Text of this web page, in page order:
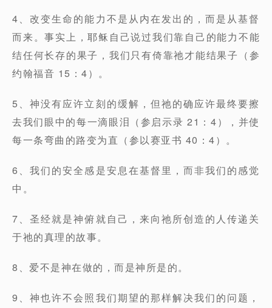
4、改变生命的能力不是从内在发出的，而是从基督
而来。事实上，耶稣自己说过我们靠自己的能力不能
结任何长存的果子，我们只有倚靠祂才能结果子（参
约翰福音 15：4）。
5、神没有应许立刻的缓解，但祂的确应许最终要擦
去我们眼中的每一滴眼泪（参启示录 21：4），并使
每一条弯曲的路变为直（参以赛亚书 40：4）。
6、我们的安全感是安息在基督里，而非我们的感觉
中。
7、圣经就是神俯就自己，来向祂所创造的人传递关
于祂的真理的故事。
8、爱不是神在做的，而是神所是的。
9、神也许不会照我们期望的那样解决我们的问题，